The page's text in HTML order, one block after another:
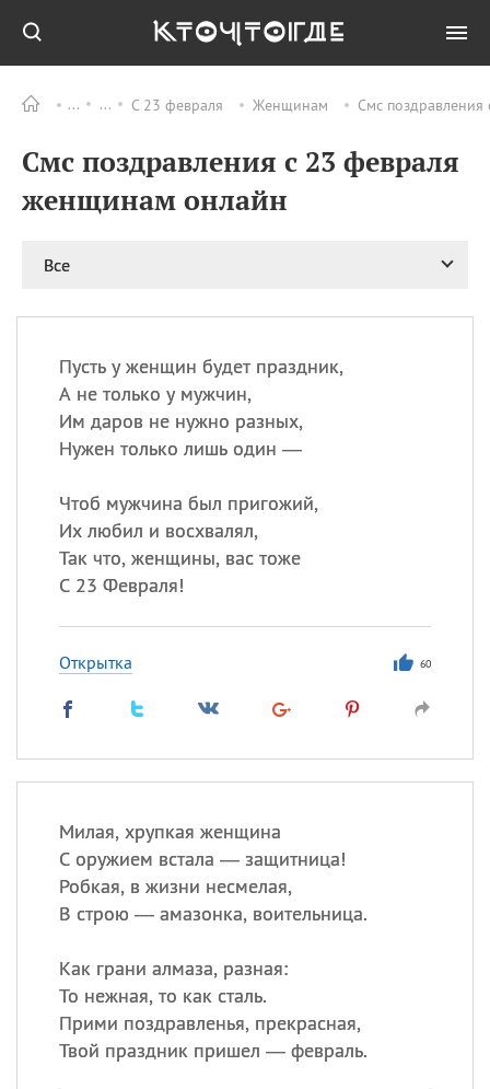
С 23 февраля Женщинам Смс
Смс поздравления с 23 февраля
женщинам онлайн
Все
Пусть у женщин будет праздник,
А не только у мужчин,
Им даров не нужно разных,
Нужен только лишь один —
Чтоб мужчина был пригожий,
Их любил и восхвалял,
Так что, женщины, вас тоже
С 23 Февраля!
Открытка 60
Милая, хрупкая женщина
С оружием встала — защитница!
Робкая, в жизни несмелая,
В строю — амазонка, воительница.
Как грани алмаза, разная:
То нежная, то как сталь.
Прими поздравленья, прекрасная,
Твой праздник пришел — февраль.
ПРАЗДНИКИ Все
09.08
День памяти
великомученика и
целителя Пантелеимона
Николая Чудотворца
11.08 День полета на
11.08 День Святой Клары —
телевидения
Сегодня празднуют именины
Посмотреть значение